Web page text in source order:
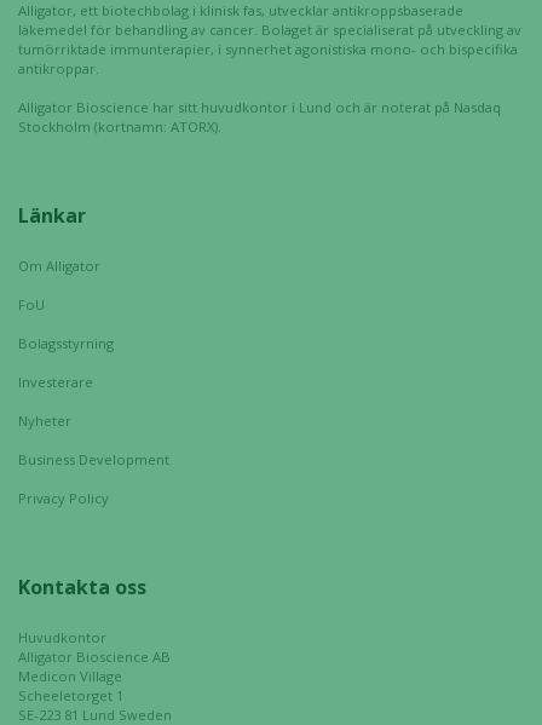
Alligator, ett biotechbolag i klinisk fas, utvecklar antikroppsbaserade
läkemedel för behandling av cancer. Bolaget är specialiserat på utveckling av
tumörriktade immunterapier, i synnerhet agonistiska mono- och bispecifika
antikroppar.
Alligator Bioscience har sitt huvudkontor i Lund och är noterat på Nasdaq
Stockholm (kortnamn: ATORX).
Länkar
Om Alligator
FoU
Bolagsstyrning
Investerare
Nyheter
Business Development
Privacy Policy
Kontakta oss
Huvudkontor
Alligator Bioscience AB
Medicon Village
Scheeletorget 1
SE-223 81 Lund Sweden